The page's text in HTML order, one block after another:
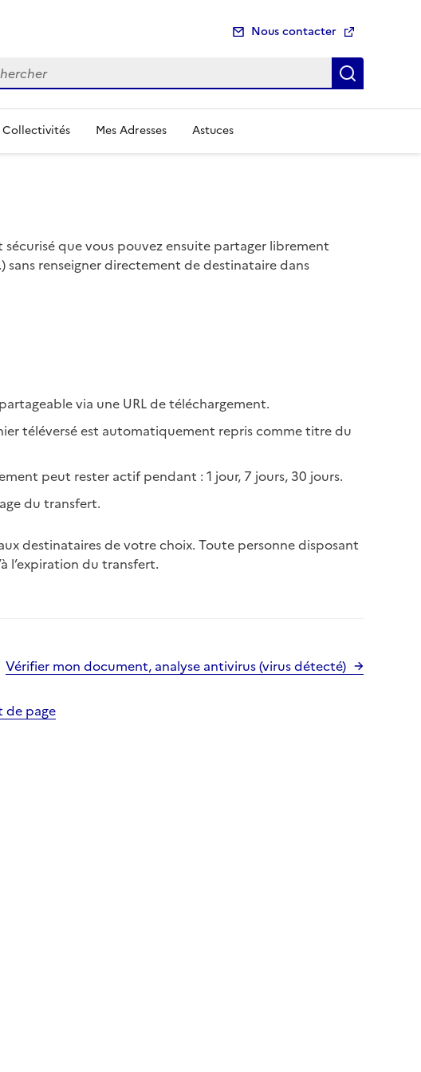
Nous contacter
Collectivités Mes Adresses Astuces
que vous pouvez ensuite partager librement
renseigner directement de destinataire dans
via une URL de téléchargement.
téléversé est automatiquement repris comme titre du
peut rester actif pendant : 1 jour, 7 jours, 30 jours.
du transfert.
destinataires de votre choix. Toute personne disposant
l’expiration du transfert.
Vérifier mon document, analyse antivirus (virus détecté)
de page